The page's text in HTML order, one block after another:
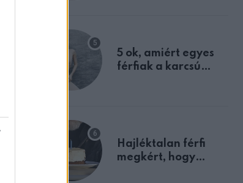
5 ok, amiért egyes
férfiak a karcsú
Hajléktalan férfi
megkért, hogy